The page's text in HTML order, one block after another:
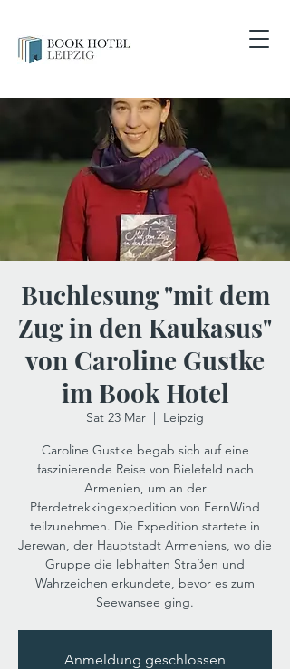
Buchlesung "mit dem
Zug in den Kaukasus"
von Caroline Gustke
im Book Hotel
Sat 23 Mar
  |
Leipzig
Caroline Gustke begab sich auf eine
faszinierende Reise von Bielefeld nach
Armenien, um an der
Pferdetrekkingexpedition von FernWind
teilzunehmen. Die Expedition startete in
Jerewan, der Hauptstadt Armeniens, wo die
Gruppe die lebhaften Straßen und
Wahrzeichen erkundete, bevor es zum
Seewansee ging.
Anmeldung geschlossen